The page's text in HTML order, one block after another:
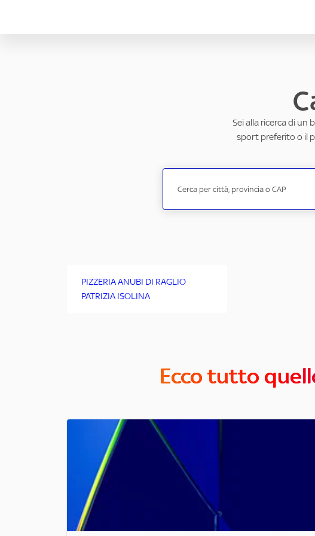
Sei alla ricerca di un
sport preferito o il
PIZZERIA ANUBI DI RAGLIO
PATRIZIA ISOLINA
Ecco tutto